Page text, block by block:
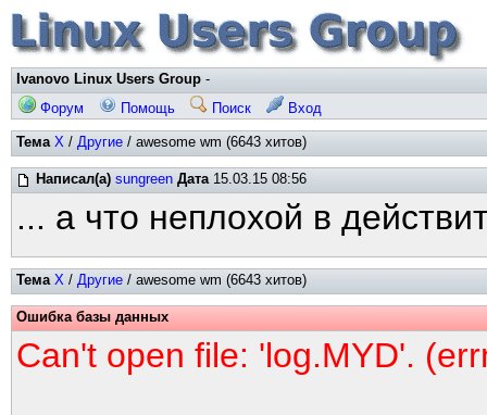
Ivanovo Linux Users Group -
Форум
Помощь Поиск Вход
Тема X / Другие / awesome wm (6643 хитов)
Написал(а) sungreen Дата15.03.15 08:56
... а что неплохой в
Тема X / Другие / awesome wm (6643 хитов)
Ошибка базы данных
Can't open file: 'log.MYD'.